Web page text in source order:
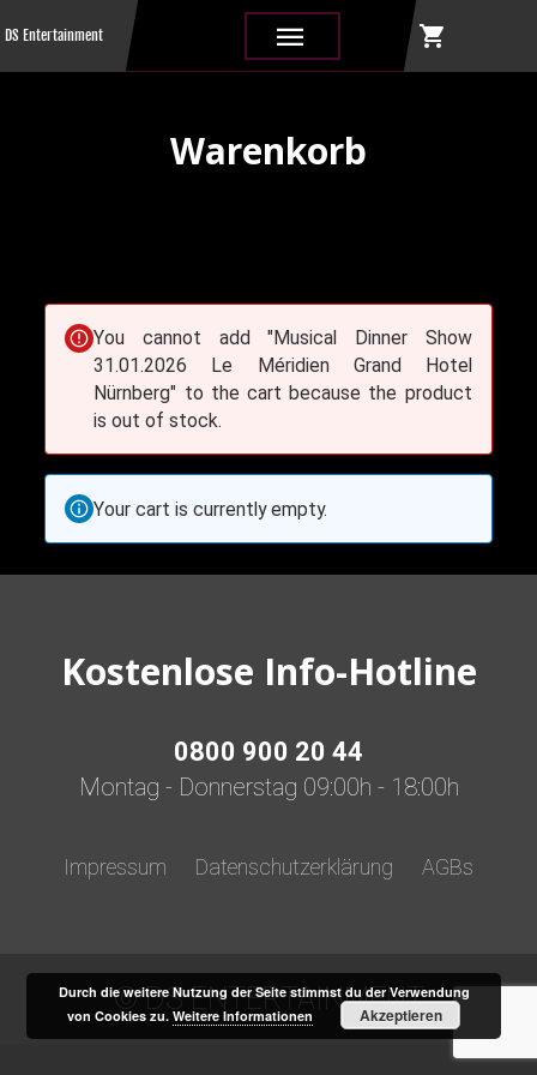
DS Entertainment ||| shopping_cart
Warenkorb
You cannot add "Musical Dinner Show
31.01.2026 Le Méridien Grand Hotel
Nürnberg" to the cart because the product
is out of stock.
Your cart is currently empty.
Kostenlose Info-Hotline
0800 900 20 44
Montag - Donnerstag 09:00h - 18:00h
Impressum Datenschutzerklärung AGBs
© DS ENTERTAINMENT
Durch die weitere Nutzung der Seite stimmst du der Verwendung
von Cookies zu.Weitere Informationen Akzeptieren